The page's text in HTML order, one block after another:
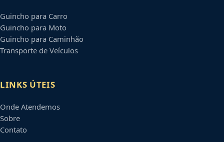
Guincho para Carro
Guincho para Moto
Guincho para Caminhão
Transporte de Veículos
LINKS ÚTEIS
Onde Atendemos
Sobre
Contato